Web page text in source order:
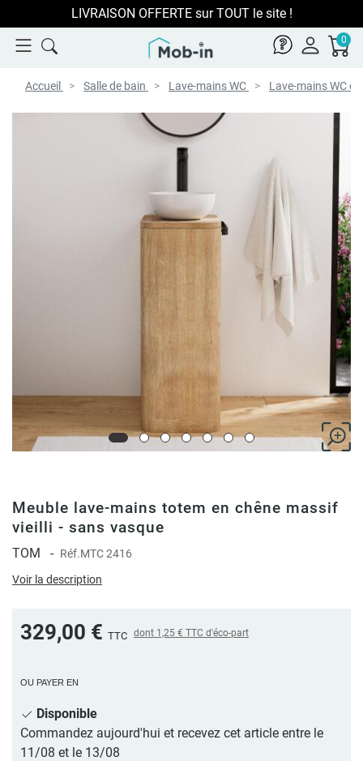
LIVRAISON OFFERTE sur TOUT le site !
0
Accueil Salle de bain Lave-mains WC Lave-mains WC
Meuble lave-mains totem en chêne massif
vieilli - sans vasque
TOM - Réf.MTC 2416
Voir la description
329,00 € TTC dont 1,25 € TTC d'éco-part
OU PAYER EN
Disponible
Commandez aujourd'hui et recevez cet article entre le
11/08 et le 13/08